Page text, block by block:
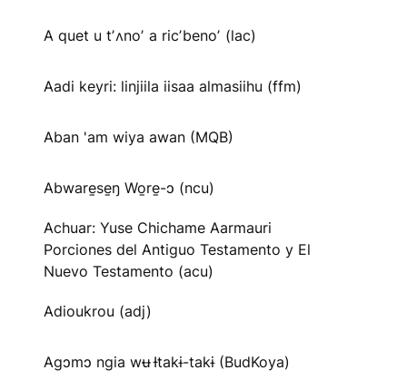
A quet u tʼʌnoʼ a ricʼbenoʼ (lac)
Aadi keyri: linjiila iisaa almasiihu (ffm)
Aban 'am wiya awan (MQB)
Abware̱se̱ŋ Wo̱re̱-ɔ (ncu)
Achuar: Yuse Chichame Aarmauri
Porciones del Antiguo Testamento y El
Nuevo Testamento (acu)
Adioukrou (adj)
Agɔmɔ ngia wʉ Ɨtakɨ-takɨ (BudKoya)